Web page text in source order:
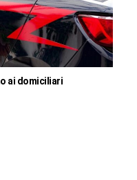
ai domiciliari